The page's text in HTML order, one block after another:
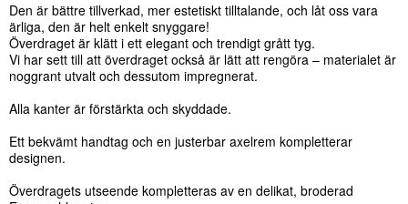
Den är bättre tillverkad, mer estetiskt tilltalande, och låt oss vara
ärliga, den är helt enkelt snyggare!
Överdraget är klätt i ett elegant och trendigt grått tyg.
Vi har sett till att överdraget också är lätt att rengöra – materialet är
noggrant utvalt och dessutom impregnerat.
Alla kanter är förstärkta och skyddade.
Ett bekvämt handtag och en justerbar axelrem kompletterar
designen.
Överdragets utseende kompletteras av en delikat, broderad